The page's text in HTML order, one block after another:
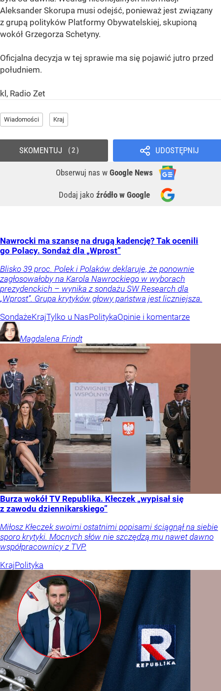
Aleksander Skorupa musi odejść, ponieważ jest związany
z grupą polityków Platformy Obywatelskiej, skupioną
wokół Grzegorza Schetyny.
Oficjalna decyzja w tej sprawie ma się pojawić jutro przed
południem.
kl, Radio Zet
Wiadomości Kraj
UDOSTĘPNIJ
Obserwuj nas w Google News
Dodaj jako źródło w Google
SKOMENTUJ 2
Nawrocki ma szansę na drugą kadencję? Tak ocenili
go Polacy. Sondaż dla „Wprost”
Blisko 39 proc. Polek i Polaków deklaruje, że ponownie
zagłosowałoby na Karola Nawrockiego w wyborach
prezydenckich – wynika z sondażu SW Research dla
„Wprost”. Grupa krytyków głowy państwa jest liczniejsza.
SondażeKrajTylko u NasPolitykaOpinie i komentarze
Magdalena Frindt
Burza wokół TV Republika. Kłeczek „wypisał się
z zawodu dziennikarskiego”
Miłosz Kłeczek swoimi ostatnimi popisami ściągnął na siebie
sporo krytyki. Mocnych słów nie szczędzą mu nawet dawno
współpracownicy z TVP.
KrajPolityka